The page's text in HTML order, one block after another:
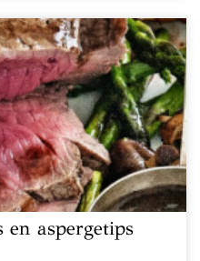
aspergetips